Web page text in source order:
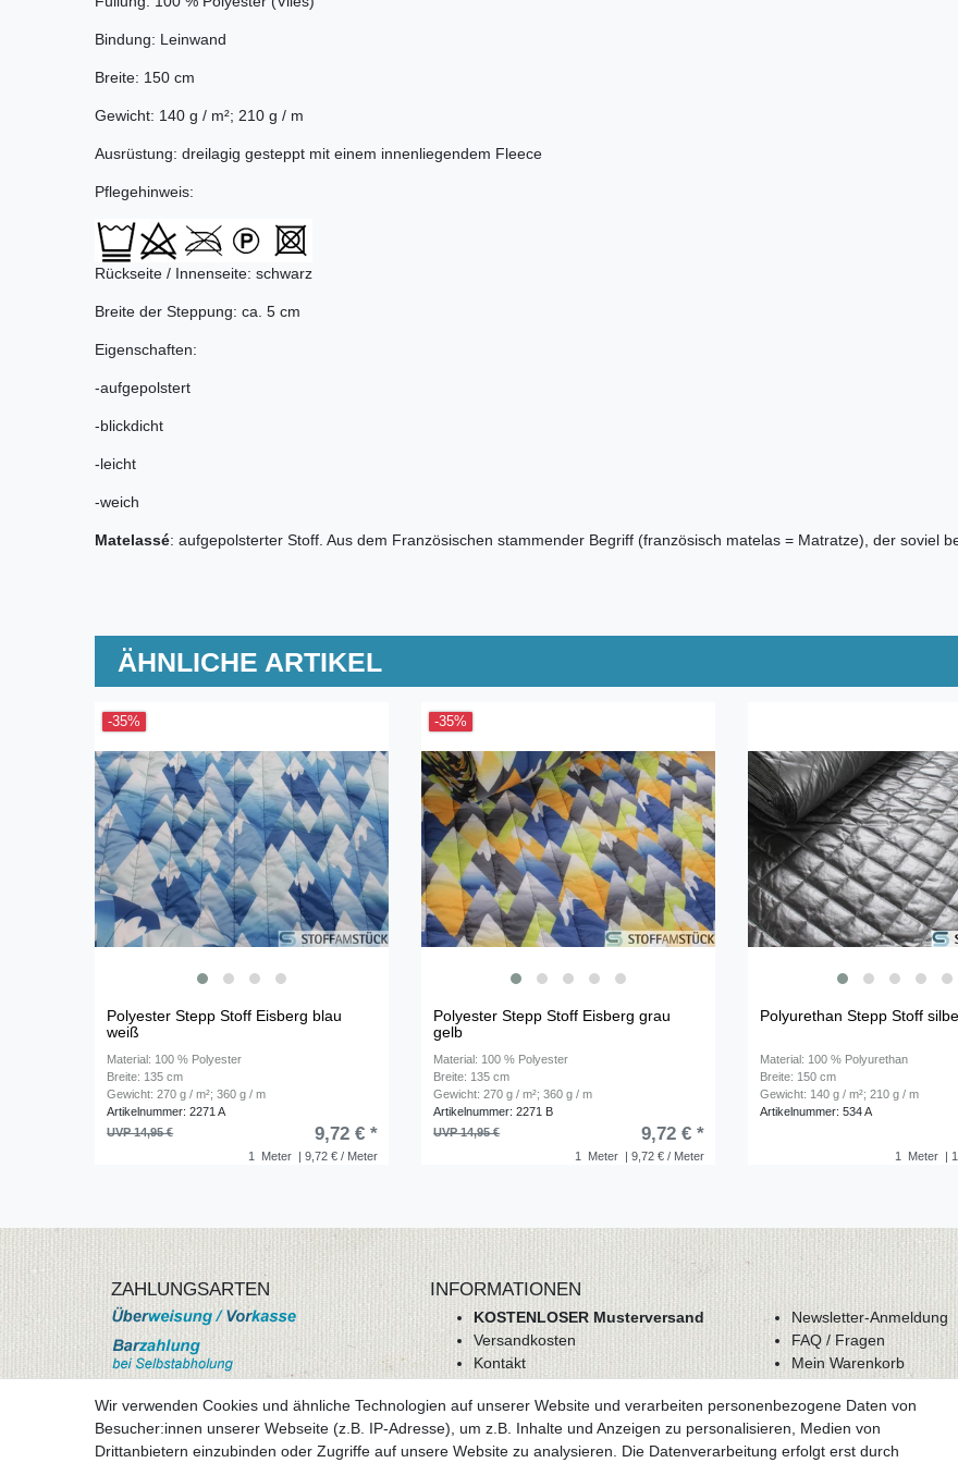
Bindung: Leinwand
Breite: 150 cm
Gewicht: 140 g / m²; 210 g / m
Ausrüstung: dreilagig gesteppt mit einem innenliegendem Fleece
Pflegehinweis:
Rückseite / Innenseite: schwarz
Breite der Steppung: ca. 5 cm
Eigenschaften:
-aufgepolstert
-blickdicht
-leicht
-weich
Matelassé: aufgepolsterter Stoff. Aus dem Französischen stammender Begriff (französisch matelas = Matratze), der soviel
ÄHNLICHE ARTIKEL
-35%
Polyester Stepp Stoff Eisberg blau
weiß
Material: 100 % Polyester
Breite: 135 cm
Gewicht: 270 g / m²; 360 g / m
Artikelnummer: 2271 A
1 Meter | 9,72 € / Meter
UVP 14,95 € 9,72 € *
-35%
Polyester Stepp Stoff Eisberg grau
gelb
Material: 100 % Polyester
Breite: 135 cm
Gewicht: 270 g / m²; 360 g / m
Artikelnummer: 2271 B
1 Meter | 9,72 € / Meter
UVP 14,95 € 9,72 € *
Polyurethan Stepp Stoff
Material: 100 % Polyurethan
Breite: 150 cm
Gewicht: 140 g / m²; 210 g / m
Artikelnummer: 534 A
1 Meter |
ZAHLUNGSARTEN
mehr Informationen
INFORMATIONEN
KOSTENLOSER Musterversand
Versandkosten
Kontakt
AGB
Datenschutz
Impressum
Newsletter-Anmeldung
FAQ / Fragen
Mein Warenkorb
Mein Konto
Wir verwenden Cookies und ähnliche Technologien auf unserer Website und verarbeiten personenbezogene Daten von
Besucher:innen unserer Webseite (z.B. IP-Adresse), um z.B. Inhalte und Anzeigen zu personalisieren, Medien von
Drittanbietern einzubinden oder Zugriffe auf unsere Website zu analysieren. Die Datenverarbeitung erfolgt erst durch